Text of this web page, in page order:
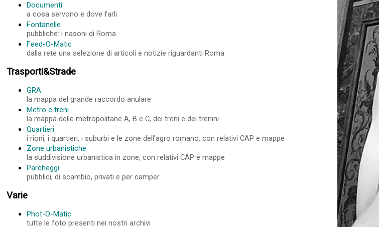
Documenti
a cosa servono e dove farli
Fontanelle
pubbliche: i nasoni di Roma
Feed-O-Matic
dalla rete una selezione di articoli e notizie riguardanti Roma
Trasporti&Strade
GRA
la mappa del grande raccordo anulare
Metro e treni
la mappa delle metropolitane A, B e C, dei treni e dei trenini
Quartieri
i rioni, i quartieri, i suburbi e le zone dell'agro romano, con relativi CAP e mappe
Zone urbanistiche
la suddivisione urbanistica in zone, con relativi CAP e mappe
Parcheggi
pubblici, di scambio, privati e per camper
Varie
Phot-O-Matic
tutte le foto presenti nei nostri archivi